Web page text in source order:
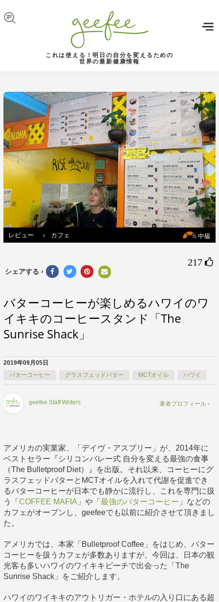
これは使える！明日の自分を変えるための
世界の最新健康情報
中級
レビュー › カフェ
217 
シェアする ›
バターコーヒーが楽しめるハワイのワ
イキキのコーヒースタンド「The
Sunrise Shack」
2019年09月05日
バターコーヒー
グラスフェッドバター MCTオイル ハワイ
geefee Staff Writers 著者プロフィール ›
アメリカの実業家、「デイヴ・アスプリー」が、2014年に
ベストセラー『シリコンバレー式 自分を変える最強の食事
（The Bulletproof Diet）』を出版。それ以来、コーヒーにグ
ラスフェッドバターとMCTオイルを入れて代謝を促進でき
るバターコーヒーが日本でも静かに流行し、これを専門に扱
う「 COFFEE MAFIA 」や「 最強のバターコーヒー 」などの
カフェがオープンし、geefeeでも以前に紹介させて頂きまし
た。
アメリカでは、本家「Bulletproof Coffee」をはじめ、バター
コーヒーを扱うカフェが多数ありますが、今回は、日本の観
光客も多いハワイのワイキキビーチで出会った「The
Sunrise Shack」をご紹介します。
ハワイのワイキキのアウトリガー・ホテルの入り口にある超